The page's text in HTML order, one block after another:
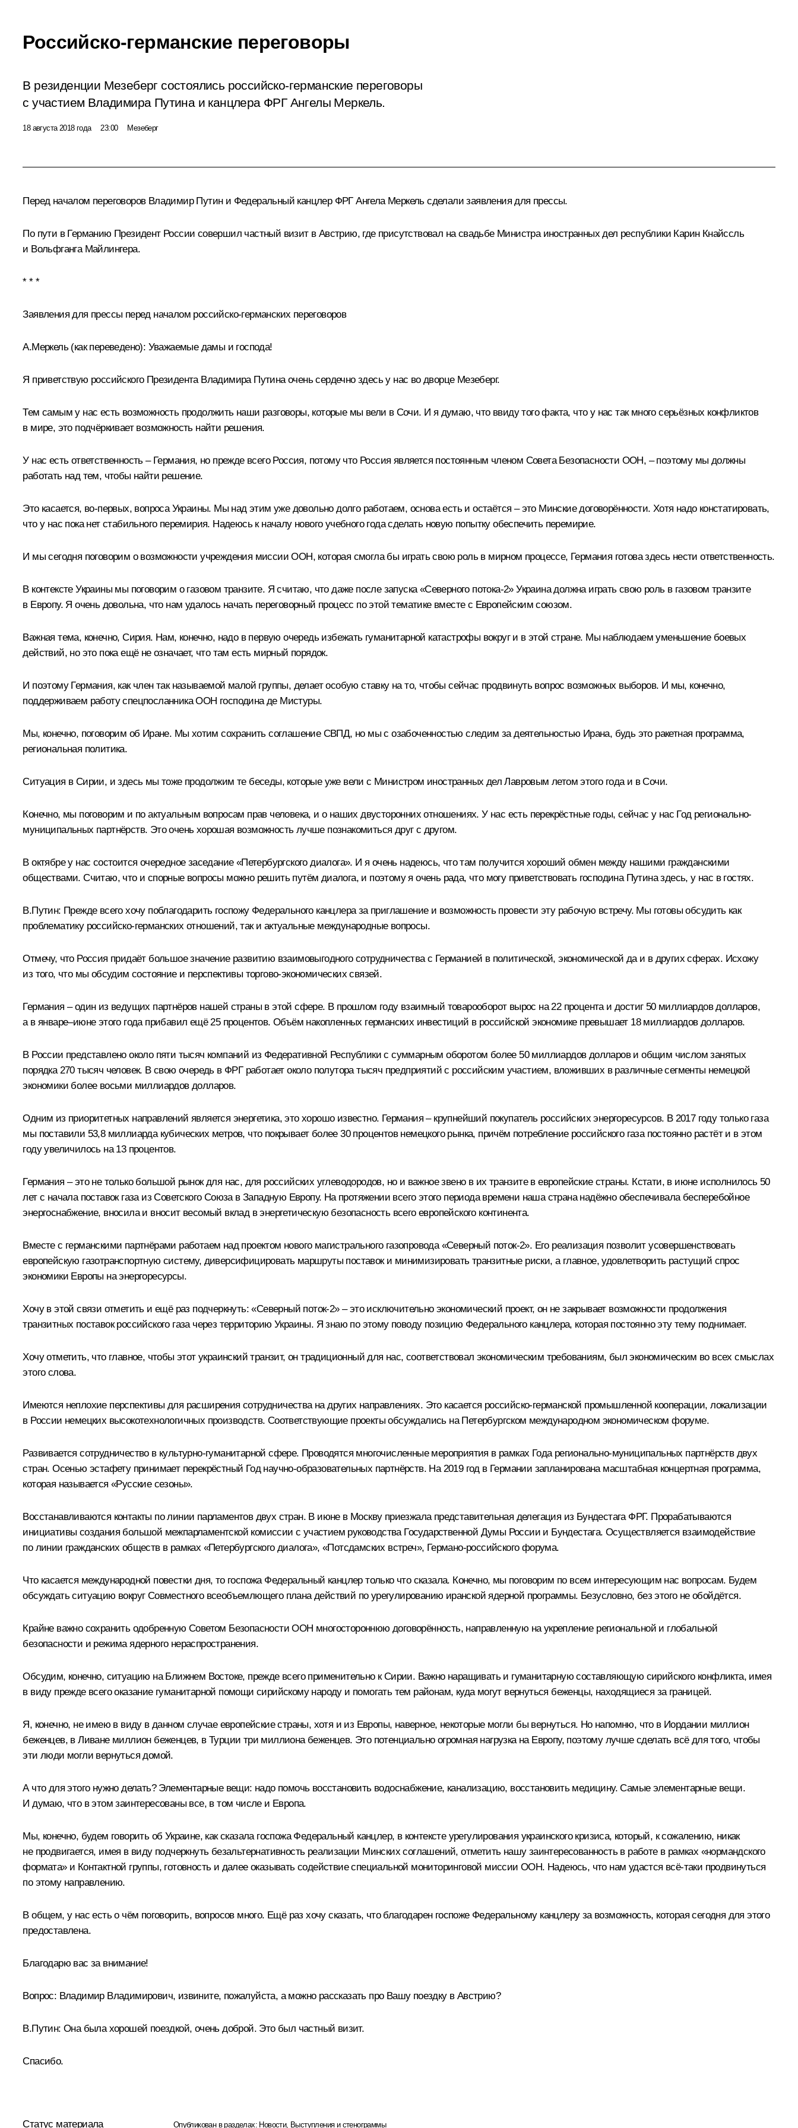
Российско-германские переговоры
В резиденции Мезеберг состоялись российско-германские переговоры
с участием Владимира Путина и канцлера ФРГ Ангелы Меркель.
18 августа 2018 года 23:00 Мезеберг
Перед началом переговоров Владимир Путин и Федеральный канцлер ФРГАнгела Меркельсделали заявления для прессы.
По пути в Германию Президент России совершил частный визит в Австрию, где присутствовал на свадьбе Министра иностранных дел республики Карин Кнайссль
и Вольфганга Майлингера.
* * *
Заявления для прессы перед началом российско-германских переговоров
А.Меркель (как переведено): Уважаемые дамы и господа!
Я приветствую российского Президента Владимира Путина очень сердечно здесь у нас во дворце Мезеберг.
Тем самым у нас есть возможность продолжить наши разговоры, которые мы вели в Сочи. И я думаю, что ввиду того факта, что у нас так много серьёзных конфликтов
в мире, это подчёркивает возможность найти решения.
У нас есть ответственность – Германия, но прежде всего Россия, потому что Россия является постоянным членом Совета Безопасности ООН, – поэтому мы должны
работать над тем, чтобы найти решение.
Это касается, во-первых, вопроса Украины. Мы над этим уже довольно долго работаем, основа есть и остаётся – это Минские договорённости. Хотя надо констатировать,
что у нас пока нет стабильного перемирия. Надеюсь к началу нового учебного года сделать новую попытку обеспечить перемирие.
И мы сегодня поговорим о возможности учреждения миссии ООН, которая смогла бы играть свою роль в мирном процессе, Германия готова здесь нести ответственность.
В контексте Украины мы поговорим о газовом транзите. Я считаю, что даже после запуска «Северного потока-2» Украина должна играть свою роль в газовом транзите
в Европу. Я очень довольна, что нам удалось начать переговорный процесс по этой тематике вместе с Европейским союзом.
Важная тема, конечно, Сирия. Нам, конечно, надо в первую очередь избежать гуманитарной катастрофы вокруг и в этой стране. Мы наблюдаем уменьшение боевых
действий, но это пока ещё не означает, что там есть мирный порядок.
И поэтому Германия, как член так называемой малой группы, делает особую ставку на то, чтобы сейчас продвинуть вопрос возможных выборов. И мы, конечно,
поддерживаем работу спецпосланника ООН господина де Мистуры.
Мы, конечно, поговорим об Иране. Мы хотим сохранить соглашение СВПД, но мы с озабоченностью следим за деятельностью Ирана, будь это ракетная программа,
региональная политика.
Ситуация в Сирии, и здесь мы тоже продолжим те беседы, которые уже вели с Министром иностранных дел Лавровым летом этого года и в Сочи.
Конечно, мы поговорим и по актуальным вопросам прав человека, и о наших двусторонних отношениях. У нас есть перекрёстные годы, сейчас у нас Год регионально-
муниципальных партнёрств. Это очень хорошая возможность лучше познакомиться друг с другом.
В октябре у нас состоится очередное заседание «Петербургского диалога». И я очень надеюсь, что там получится хороший обмен между нашими гражданскими
обществами. Считаю, что и спорные вопросы можно решить путём диалога, и поэтому я очень рада, что могу приветствовать господина Путина здесь, у нас в гостях.
В.Путин: Прежде всего хочу поблагодарить госпожу Федерального канцлера за приглашение и возможность провести эту рабочую встречу. Мы готовы обсудить как
проблематику российско-германских отношений, так и актуальные международные вопросы.
Отмечу, что Россия придаёт большое значение развитию взаимовыгодного сотрудничества с Германией в политической, экономической да и в других сферах. Исхожу
из того, что мы обсудим состояние и перспективы торгово-экономических связей.
Германия – один из ведущих партнёров нашей страны в этой сфере. В прошлом году взаимный товарооборот вырос на 22 процента и достиг 50 миллиардов долларов,
а в январе–июне этого года прибавил ещё 25 процентов. Объём накопленных германских инвестиций в российской экономике превышает 18 миллиардов долларов.
В России представлено около пяти тысяч компаний из Федеративной Республики с суммарным оборотом более 50 миллиардов долларов и общим числом занятых
порядка 270 тысяч человек. В свою очередь в ФРГ работает около полутора тысяч предприятий с российским участием, вложивших в различные сегменты немецкой
экономики более восьми миллиардов долларов.
Одним из приоритетных направлений является энергетика, это хорошо известно. Германия – крупнейший покупатель российских энергоресурсов. В 2017 году только газа
мы поставили 53,8 миллиарда кубических метров, что покрывает более 30 процентов немецкого рынка, причём потребление российского газа постоянно растёт и в этом
году увеличилось на 13 процентов.
Германия – это не только большой рынок для нас, для российских углеводородов, но и важное звено в их транзите в европейские страны. Кстати, в июне исполнилось 50
лет с начала поставок газа из Советского Союза в Западную Европу. На протяжении всего этого периода времени наша страна надёжно обеспечивала бесперебойное
энергоснабжение, вносила и вносит весомый вклад в энергетическую безопасность всего европейского континента.
Вместе с германскими партнёрами работаем над проектом нового магистрального газопровода «Северный поток-2». Его реализация позволит усовершенствовать
европейскую газотранспортную систему, диверсифицировать маршруты поставок и минимизировать транзитные риски, а главное, удовлетворить растущий спрос
экономики Европы на энергоресурсы.
Хочу в этой связи отметить и ещё раз подчеркнуть: «Северный поток-2» – это исключительно экономический проект, он не закрывает возможности продолжения
транзитных поставок российского газа через территорию Украины. Я знаю по этому поводу позицию Федерального канцлера, которая постоянно эту тему поднимает.
Хочу отметить, что главное, чтобы этот украинский транзит, он традиционный для нас, соответствовал экономическим требованиям, был экономическим во всех смыслах
этого слова.
Имеются неплохие перспективы для расширения сотрудничества на других направлениях. Это касается российско-германской промышленной кооперации, локализации
в России немецких высокотехнологичных производств. Соответствующие проекты обсуждались на Петербургском международном экономическом форуме.
Развивается сотрудничество в культурно-гуманитарной сфере. Проводятся многочисленные мероприятия в рамках Года регионально-муниципальных партнёрств двух
стран. Осенью эстафету принимает перекрёстный Год научно-образовательных партнёрств. На 2019 год в Германии запланирована масштабная концертная программа,
которая называется «Русские сезоны».
Восстанавливаются контакты по линии парламентов двух стран. В июне в Москву приезжала представительная делегация из Бундестага ФРГ. Прорабатываются
инициативы создания большой межпарламентской комиссии с участием руководства Государственной Думы России и Бундестага. Осуществляется взаимодействие
по линии гражданских обществ в рамках «Петербургского диалога», «Потсдамских встреч», Германо-российского форума.
Что касается международной повестки дня, то госпожа Федеральный канцлер только что сказала. Конечно, мы поговорим по всем интересующим нас вопросам. Будем
обсуждать ситуацию вокруг Совместного всеобъемлющего плана действий по урегулированию иранской ядерной программы. Безусловно, без этого не обойдётся.
Крайне важно сохранить одобренную Советом Безопасности ООН многостороннюю договорённость, направленную на укрепление региональной и глобальной
безопасности и режима ядерного нераспространения.
Обсудим, конечно, ситуацию на Ближнем Востоке, прежде всего применительно к Сирии. Важно наращивать и гуманитарную составляющую сирийского конфликта, имея
в виду прежде всего оказание гуманитарной помощи сирийскому народу и помогать тем районам, куда могут вернуться беженцы, находящиеся за границей.
Я, конечно, не имею в виду в данном случае европейские страны, хотя и из Европы, наверное, некоторые могли бы вернуться. Но напомню, что в Иордании миллион
беженцев, в Ливане миллион беженцев, в Турции три миллиона беженцев. Это потенциально огромная нагрузка на Европу, поэтому лучше сделать всё для того, чтобы
эти люди могли вернуться домой.
А что для этого нужно делать? Элементарные вещи: надо помочь восстановить водоснабжение, канализацию, восстановить медицину. Самые элементарные вещи.
И думаю, что в этом заинтересованы все, в том числе и Европа.
Мы, конечно, будем говорить об Украине, как сказала госпожа Федеральный канцлер, в контексте урегулирования украинского кризиса, который, к сожалению, никак
не продвигается, имея в виду подчеркнуть безальтернативность реализации Минских соглашений, отметить нашу заинтересованность в работе в рамках «нормандского
формата» и Контактной группы, готовность и далее оказывать содействие специальной мониторинговой миссии ООН. Надеюсь, что нам удастся всё-таки продвинуться
по этому направлению.
В общем, у нас есть о чём поговорить, вопросов много. Ещё раз хочу сказать, что благодарен госпоже Федеральному канцлеру за возможность, которая сегодня для этого
предоставлена.
Благодарю вас за внимание!
Вопрос: Владимир Владимирович, извините, пожалуйста, а можно рассказать про Вашу поездку в Австрию?
В.Путин: Она была хорошей поездкой, очень доброй. Это был частный визит.
Спасибо.
Статус материала Опубликован в разделах: Новости, Выступления и стенограммы